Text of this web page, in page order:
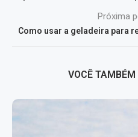
Próxima
Como usar a geladeira para
VOCÊ TAMBÉM